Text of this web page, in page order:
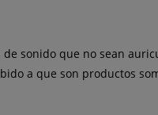
sonido que no sean
a que son productos